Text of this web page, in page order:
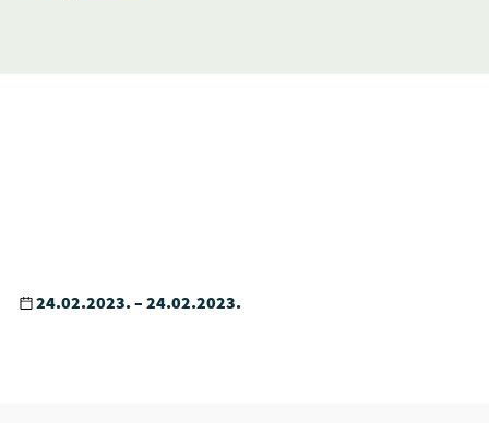
24.02.2023. – 24.02.2023.